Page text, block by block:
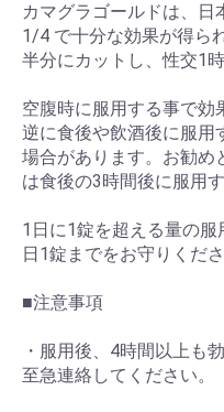
カマグラゴールドは、
1/4 で十分な効果が得ら
半分にカットし、性交1
空腹時に服用する事で効
逆に食後や飲酒後に服用
場合があります。お勧め
は食後の3時間後に服用
1日に1錠を超える量の
日1錠までをお守りくださ
■注意事項
・服用後、4時間以上も
至急連絡してください。